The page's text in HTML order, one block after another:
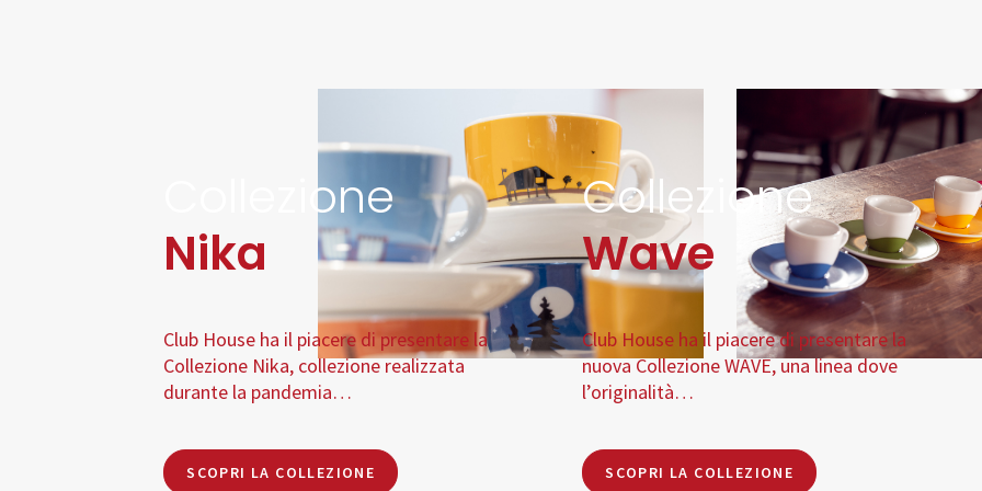
Collezione
Nika
Club House ha il piacere di presentare la
Collezione Nika, collezione realizzata
durante la pandemia…
SCOPRI LA COLLEZIONE
Collezione
Wave
Club House ha il piacere di presentare la
nuova Collezione WAVE, una linea dove
l’originalità…
SCOPRI LA COLLEZIONE